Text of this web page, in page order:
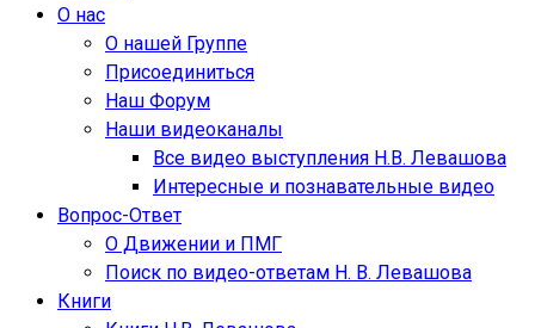
О нас
О нашей Группе
Присоединиться
Наш Форум
Наши видеоканалы
Все видео выступления Н.В. Левашова
Интересные и познавательные видео
Вопрос-Ответ
О Движении и ПМГ
Поиск по видео-ответам Н. В. Левашова
Книги